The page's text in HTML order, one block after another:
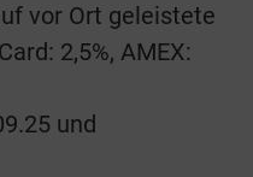
vor Ort geleistete
2,5%, AMEX:
und